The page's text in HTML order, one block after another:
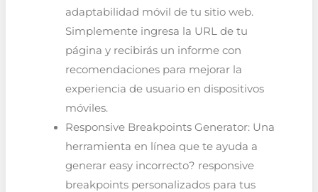
adaptabilidad móvil de tu sitio web.
Simplemente ingresa la URL de tu
página y recibirás un informe con
recomendaciones para mejorar la
experiencia de usuario en dispositivos
móviles.
Responsive Breakpoints Generator: Una
herramienta en línea que te ayuda a
generar easy incorrecto? responsive
breakpoints personalizados para tus